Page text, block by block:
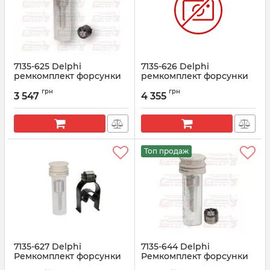
7135-625 Delphi
ремкомплект форсунки
(28278897+L163PRD)
Артикул: 7135-625
3 547 грн
7135-626 Delphi
ремкомплект форсунки
(28239295+L274PRD)
Артикул: 7135-626
4 355 грн
7135-627 Delphi
Ремкомплект форсунки
Топ продаж
7135-644 Delphi
Ремкомплект форсунки